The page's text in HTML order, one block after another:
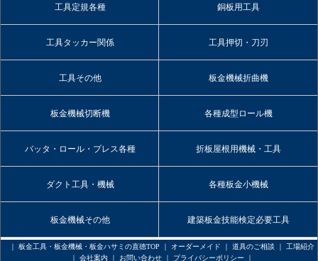
工具定規各種 銅板用工具
工具タッカー関係 工具押切・刀刃
工具その他 板金機械折曲機
板金機械切断機 各種成型ロール機
バッタ・ロール・プレス各種 折板屋根用機械・工具
ダクト工具・機械 各種板金小機械
板金機械その他 建築板金技能検定必要工具
｜ 板金工具・板金機械・板金ハサミの直徳TOP ｜ オーダーメイド ｜ 道具のご相談 ｜ 工場紹介
｜ 会社案内 ｜ お問い合わせ ｜ プライバシーポリシー ｜